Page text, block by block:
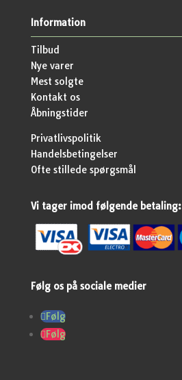
Information
Tilbud
Nye varer
Mest solgte
Kontakt os
Åbningstider
Privatlivspolitik
Handelsbetingelser
Ofte stillede spørgsmål
Vi tager imod følgende betaling:
Følg os på sociale medier
Følg
Følg